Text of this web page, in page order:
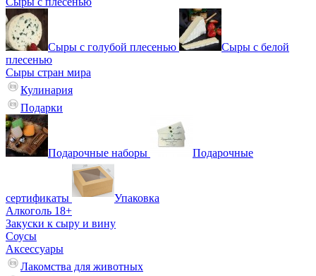
Сыры с голубой плесенью
Сыры с белой
плесенью
Сыры стран мира
Кулинария
Подарки
Подарочные наборы Подарочные
сертификаты
Упаковка
Алкоголь 18+
Закуски к сыру и вину
Соусы
Аксессуары
Лакомства для животных